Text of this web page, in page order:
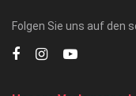
Folgen Sie uns auf den